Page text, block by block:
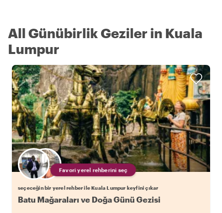
All Günübirlik Geziler in Kuala
Lumpur
Favori yerel rehberini seç
seçeceğin bir yerel rehber ile Kuala Lumpur keyfini çıkar
Batu Mağaraları ve Doğa Günü Gezisi